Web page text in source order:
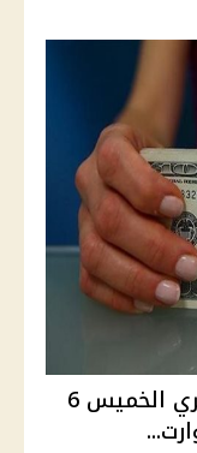
سعر الدولار مقابل الجنيه المصري الخميس 6